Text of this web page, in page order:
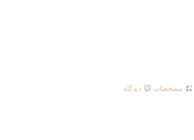
مشخصات دیدگاه